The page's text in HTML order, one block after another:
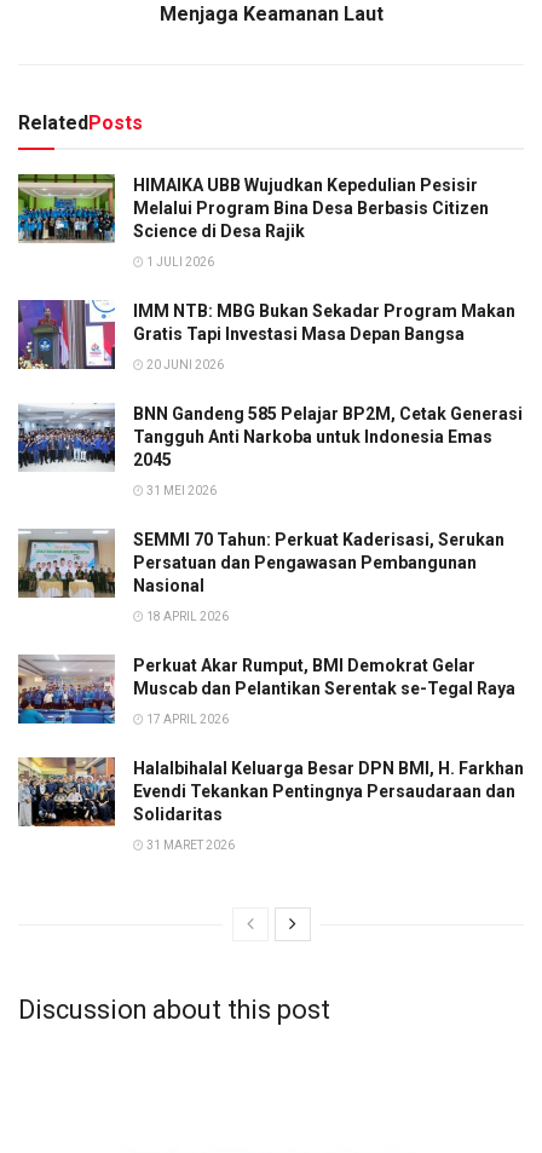
Menjaga Keamanan Laut
RelatedPosts
HIMAIKA UBB Wujudkan Kepedulian Pesisir
Melalui Program Bina Desa Berbasis Citizen
Science di Desa Rajik
1 JULI 2026
IMM NTB: MBG Bukan Sekadar Program Makan
Gratis Tapi Investasi Masa Depan Bangsa
20 JUNI 2026
BNN Gandeng 585 Pelajar BP2M, Cetak Generasi
Tangguh Anti Narkoba untuk Indonesia Emas
2045
31 MEI 2026
SEMMI 70 Tahun: Perkuat Kaderisasi, Serukan
Persatuan dan Pengawasan Pembangunan
Nasional
18 APRIL 2026
Perkuat Akar Rumput, BMI Demokrat Gelar
Muscab dan Pelantikan Serentak se-Tegal Raya
17 APRIL 2026
Halalbihalal Keluarga Besar DPN BMI, H. Farkhan
Evendi Tekankan Pentingnya Persaudaraan dan
Solidaritas
31 MARET 2026
Discussion about this post